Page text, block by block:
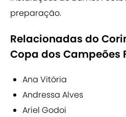
preparação.
Relacionadas do
Copa dos Campeões
Ana Vitória
Andressa Alves
Ariel Godoi